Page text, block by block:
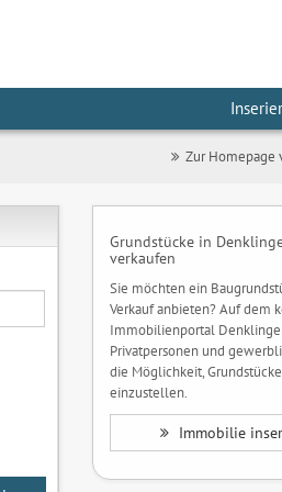
Zur Homepage
Grundstücke in
verkaufen
Sie möchten ein
Verkauf anbieten? Auf dem
Immobilienportal
Privatpersonen und
die Möglichkeit, Grundstücke
einzustellen.
Immobilie